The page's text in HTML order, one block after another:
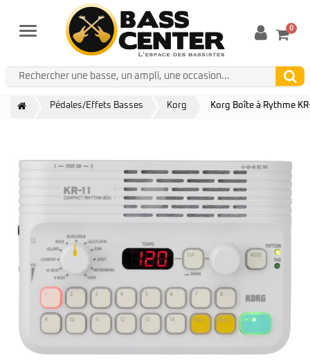
Menu 0
Pédales/Effets Basses Korg Korg Boîte à Rythme